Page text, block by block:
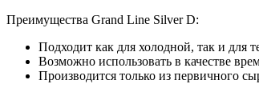
Преимущества Grand Line Silver D:
Подходит как для холодной, так и для
Возможно использовать в качестве
Производится только из первичного